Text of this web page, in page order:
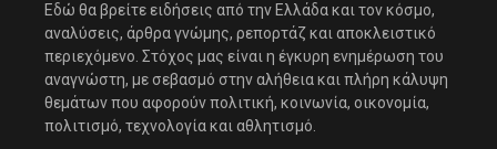
Εδώ θα βρείτε ειδήσεις από την Ελλάδα και τον κόσμο,
αναλύσεις, άρθρα γνώμης, ρεπορτάζ και αποκλειστικό
περιεχόμενο. Στόχος μας είναι η έγκυρη ενημέρωση του
αναγνώστη, με σεβασμό στην αλήθεια και πλήρη κάλυψη
θεμάτων που αφορούν πολιτική, κοινωνία, οικονομία,
πολιτισμό, τεχνολογία και αθλητισμό.